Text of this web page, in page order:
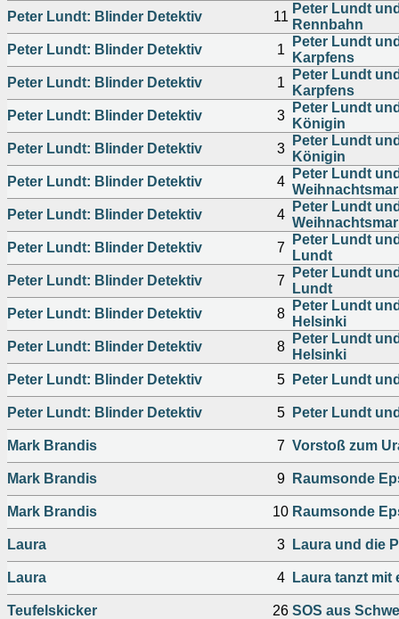
Peter Lundt: Blinder Detektiv 11
Peter Lundt
Rennbahn
Peter Lundt: Blinder Detektiv
1
Peter Lundt
Karpfens
Peter Lundt: Blinder Detektiv
1
Peter Lundt
Karpfens
Peter Lundt: Blinder Detektiv
3
Peter Lundt
Königin
Peter Lundt: Blinder Detektiv
3
Peter Lundt
Königin
Peter Lundt: Blinder Detektiv
4
Peter Lundt
Peter Lundt: Blinder Detektiv
4
Peter Lundt
Peter Lundt: Blinder Detektiv
7
Peter Lundt
Lundt
Peter Lundt: Blinder Detektiv
7
Peter Lundt
Lundt
Peter Lundt: Blinder Detektiv
8
Peter Lundt
Helsinki
Peter Lundt: Blinder Detektiv
8
Peter Lundt
Helsinki
Peter Lundt: Blinder Detektiv
5 Peter Lundt
Peter Lundt: Blinder Detektiv 5 Peter Lundt
Mark Brandis 7 Vorstoß zum
Mark Brandis 9 Raumsonde
Mark Brandis 10 Raumsonde
Laura 3 Laura und die
Laura 4 Laura tanzt mit
Teufelskicker 26 SOS aus